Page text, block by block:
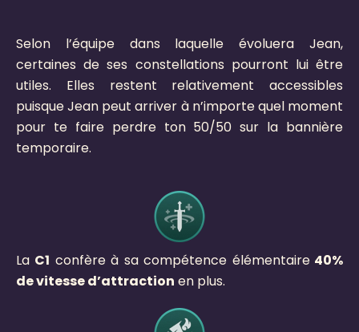
Selon l’équipe dans laquelle évoluera Jean,
certaines de ses constellations pourront lui être
utiles. Elles restent relativement accessibles
puisque Jean peut arriver à n’importe quel moment
pour te faire perdre ton 50/50 sur la bannière
temporaire.
La C1 confère à sa compétence élémentaire40%
de vitesse d’attraction en plus.